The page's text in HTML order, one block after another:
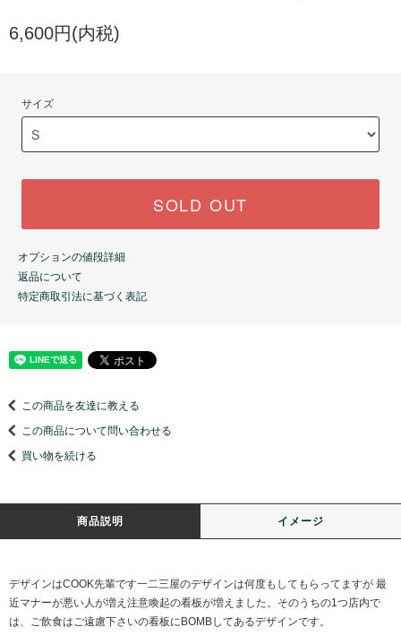
6,600円(内税)
サイズ
SOLD OUT
オプションの値段詳細
返品について
特定商取引法に基づく表記
この商品を友達に教える
この商品について問い合わせる
買い物を続ける
商品説明 イメージ
デザインはCOOK先輩です一二三屋のデザインは何度もしてもらってますが 最
近マナーが悪い人が増え注意喚起の看板が増えました。そのうちの1つ店内で
は、ご飲食はご遠慮下さいの看板にBOMBしてあるデザインです。